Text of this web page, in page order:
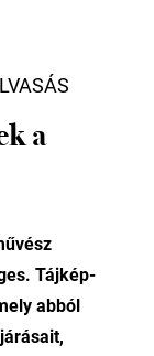
a
Tájkép-
abból